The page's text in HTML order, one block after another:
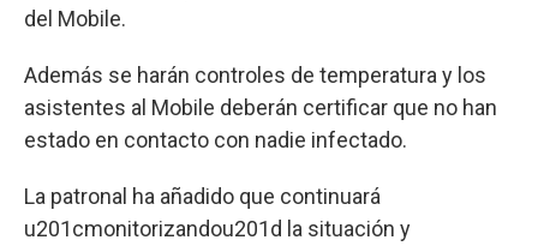
del Mobile.
Además se harán controles de temperatura y los
asistentes al Mobile deberán certificar que no han
estado en contacto con nadie infectado.
La patronal ha añadido que continuará
u201cmonitorizandou201d la situación y